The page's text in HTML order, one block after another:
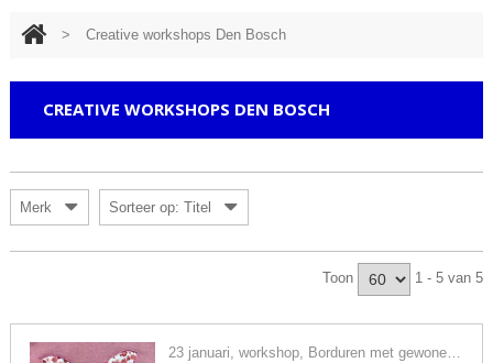
> Creative workshops Den Bosch
CREATIVE WORKSHOPS DEN BOSCH
Merk Sorteer op: Titel
Toon 1 - 5 van 5
23 januari, workshop, Borduren met gewone naaimachine, Den Bosch, door Leonie Vos, € 60,-